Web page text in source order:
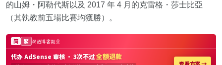
的山姆・阿勒代斯以及 2017 年 4 月的克雷格・莎士比亞
（其執教前五場比賽均獲勝）。